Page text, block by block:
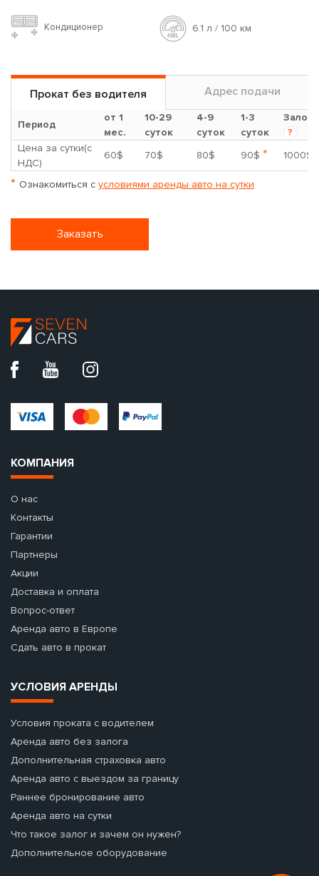
Кондиционер 6.1 л / 100 км
Прокат без водителя Адрес подачи
Период
от 1
мес.
10-29
суток
4-9
суток
1-3
суток
Залог
?
Цена за сутки(с
НДС)
60$ 70$ 80$ 90$ * 1000$
* Ознакомиться с условиями аренды авто на сутки
Заказать
КОМПАНИЯ
О нас
Контакты
Гарантии
Партнеры
Акции
Доставка и оплата
Вопрос-ответ
Аренда авто в Европе
Сдать авто в прокат
УСЛОВИЯ АРЕНДЫ
Условия проката с водителем
Аренда авто без залога
Дополнительная страховка авто
Аренда авто с выездом за границу
Раннее бронирование авто
Аренда авто на сутки
Что такое залог и зачем он нужен?
Дополнительное оборудование